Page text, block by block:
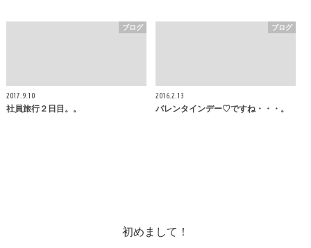
ブログ
2017.9.10
社員旅行２日目。。
ブログ
2016.2.13
バレンタインデー♡ですね・・・。
初めまして！